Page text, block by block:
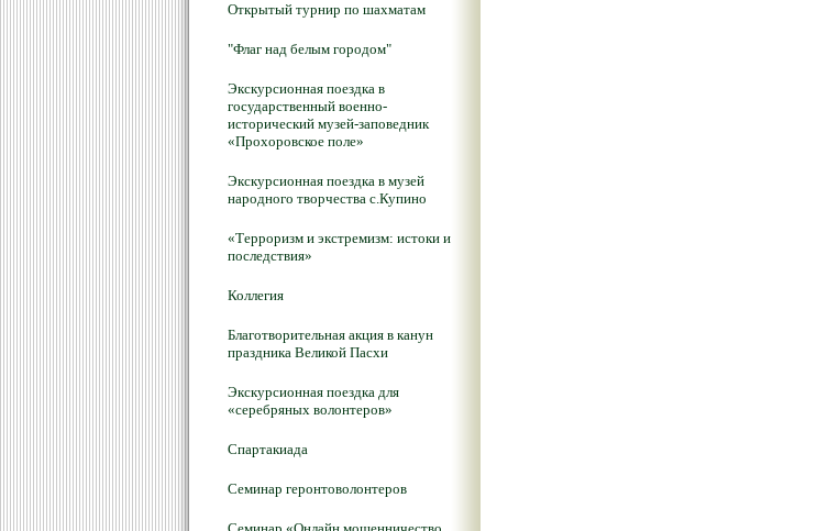
Открытый турнир по шахматам
"Флаг над белым городом"
Экскурсионная поездка в
государственный военно-
исторический музей-заповедник
«Прохоровское поле»
Экскурсионная поездка в музей
народного творчества с.Купино
«Терроризм и экстремизм: истоки и
последствия»
Коллегия
Благотворительная акция в канун
праздника Великой Пасхи
Экскурсионная поездка для
«серебряных волонтеров»
Спартакиада
Семинар геронтоволонтеров